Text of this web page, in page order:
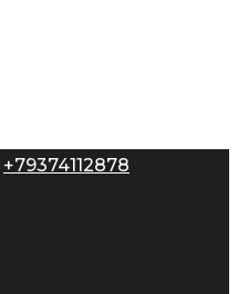
+79374112878